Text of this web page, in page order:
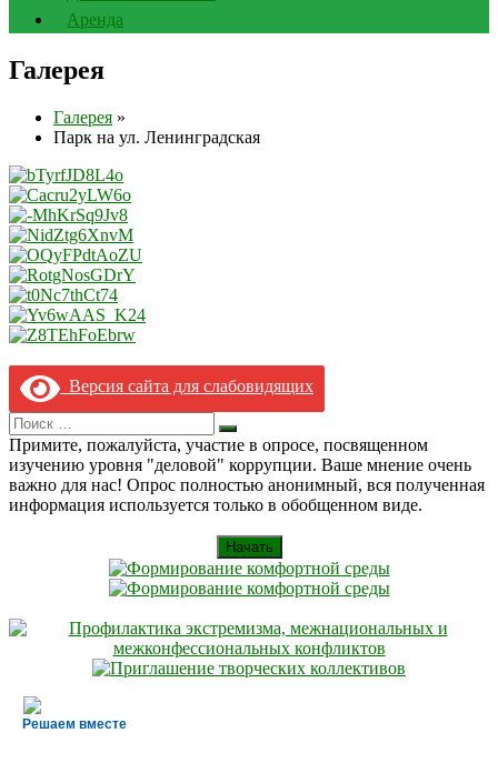
Аренда
Галерея
Галерея »
Парк на ул. Ленинградская
Версия сайта для слабовидящих
Search
for:
Искать
Примите, пожалуйста, участие в опросе, посвященном
изучению уровня "деловой" коррупции. Ваше мнение очень
важно для нас! Опрос полностью анонимный, вся полученная
информация используется только в обобщенном виде.
Начать
Решаем вместе